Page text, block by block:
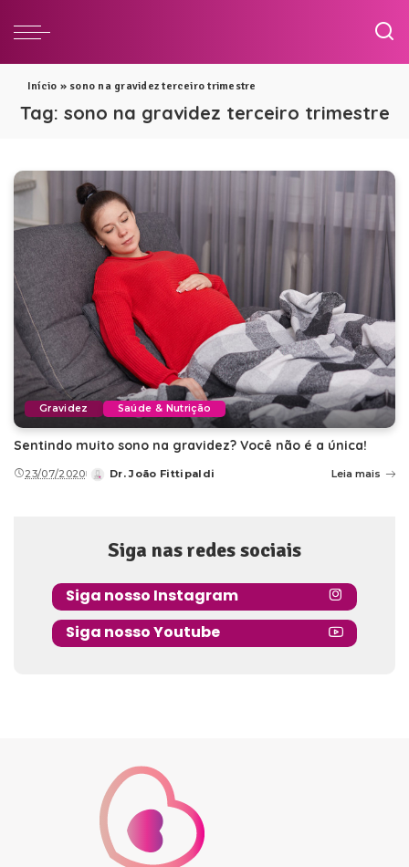
Início » sono na gravidez terceiro trimestre
Tag: sono na gravidez terceiro trimestre
Gravidez Saúde & Nutrição
Sentindo muito sono na gravidez? Você não é a única!
23/07/2020
Posted
Dr. João Fittipaldi Leia mais
Siga nas redes sociais
Siga nosso Instagram
Siga nosso Youtube